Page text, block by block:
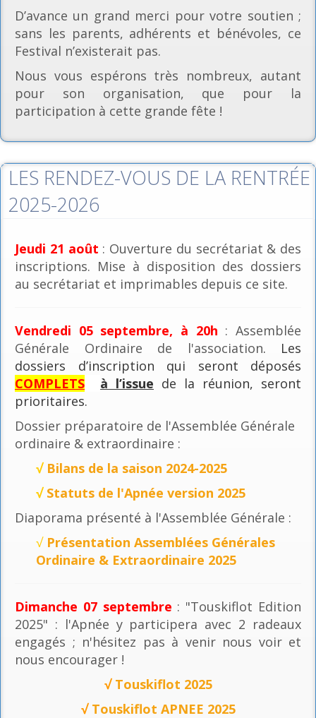
D’avance un grand merci pour votre soutien ;
sans les parents, adhérents et bénévoles, ce
Festival n’existerait pas.
Nous vous espérons très nombreux, autant
pour son organisation, que pour la
participation à cette grande fête !
LES RENDEZ-VOUS DE LA RENTRÉE
2025-2026
Jeudi 21 août : Ouverture du secrétariat & des
inscriptions. Mise à disposition des dossiers
au secrétariat et imprimables depuis ce site.
Vendredi 05 septembre, à 20h : Assemblée
Générale Ordinaire de l'association. Les
dossiers d’inscription qui seront déposés
COMPLETS
à l’issue de la réunion, seront
prioritaires.
Dossier préparatoire de l'Assemblée Générale
ordinaire & extraordinaire :
√ Bilans de la saison 2024-2025
√ Statuts de l'Apnée version 2025
Diaporama présenté à l'Assemblée Générale :
√ Présentation Assemblées Générales
Ordinaire & Extraordinaire 2025
Dimanche 07 septembre : "Touskiflot Edition
2025" : l'Apnée y participera avec 2 radeaux
engagés ; n'hésitez pas à venir nous voir et
nous encourager !
√ Touskiflot 2025
√ Touskiflot APNEE 2025